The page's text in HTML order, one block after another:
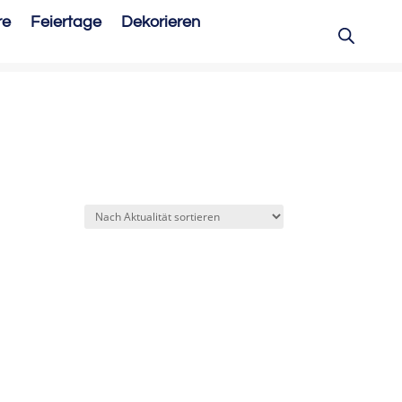
Feiertage Dekorieren